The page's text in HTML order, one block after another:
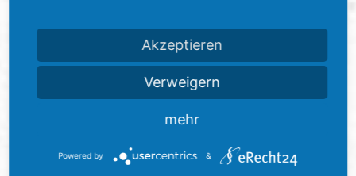
und attraktive Bewegungsmotivation für
Grundschüler/-innen der dritten und vierten
Klassen. Mehr Infos unter:step-kickt.de
Akzeptieren
Verweigern
mehr
Powered by &